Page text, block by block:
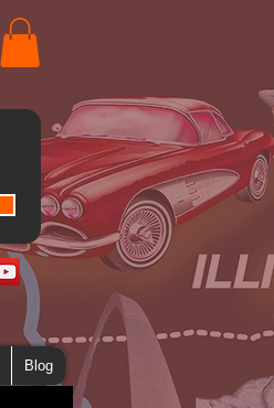
Blog